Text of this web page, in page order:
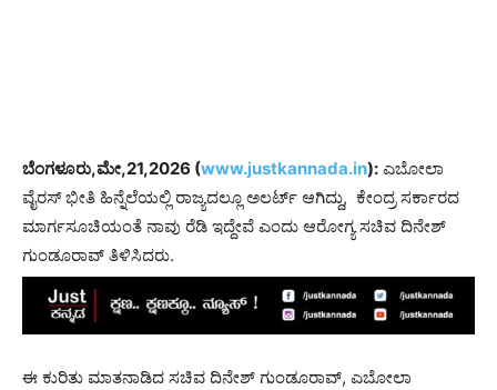
ಬೆಂಗಳೂರು,ಮೇ,21,2026 (www.justkannada.in): ಎಬೋಲಾ
ವೈರಸ್ ಭೀತಿ ಹಿನ್ನೆಲೆಯಲ್ಲಿ ರಾಜ್ಯದಲ್ಲೂ ಅಲರ್ಟ್ ಆಗಿದ್ದು, ಕೇಂದ್ರ ಸರ್ಕಾರದ
ಮಾರ್ಗಸೂಚಿಯಂತೆ ನಾವು ರೆಡಿ ಇದ್ದೇವೆ ಎಂದು ಆರೋಗ್ಯ ಸಚಿವ ದಿನೇಶ್
ಗುಂಡೂರಾವ್ ತಿಳಿಸಿದರು.
ಈ ಕುರಿತು ಮಾತನಾಡಿದ ಸಚಿವ ದಿನೇಶ್ ಗುಂಡೂರಾವ್, ಎಬೋಲಾ